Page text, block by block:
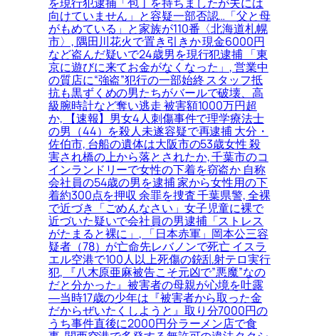
向けていません」と容疑一部否認…「父と母
がもめている」と家族が110番〈北海道札幌
市〉, 隅田川花火で置き引きか 現金6000円
など盗んだ疑いで24歳男を現行犯逮捕 「東
京に遊びに来てお金がなくなった」, 営業中
の質店に“強盗”犯行の一部始終 スタッフ抵
抗も黒ずくめの男たちがバールで破壊、高
級腕時計など奪い逃走 被害額1000万円超
か, 【速報】男女4人刺傷事件で理学療法士
の男（44）を殺人未遂容疑で再逮捕 大分・
佐伯市, 台船の遺体は大阪市の53歳女性 殺
害され橋の上から落とされたか, 千葉市のコ
インランドリーで女性の下着を窃盗か 自称
会社員の54歳の男を逮捕 家から女性用の下
着約300点を押収 余罪を捜査 千葉県警, 全裸
で近づき「ごめんなさい」女子児童に裸で
近づいた疑いで会社員の男逮捕「ストレス
がたまると裸に」, 「日本赤軍」岡本公三容
疑者（78）が亡命先レバノンで死亡 イスラ
エル空港で100人以上死傷の銃乱射テロ実行
犯, 『八木原亜麻被告こそ元凶で”悪魔”なの
だと分かった』被害者の母親が心境を吐露
―当時17歳の少年は『被害者から取った金
だからぜいたくしようと』取り分7000円の
うち事件直後に2000円分ラーメン店で食